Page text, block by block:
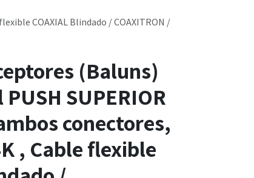
COAXIAL Blindado / COAXITRON /
(Baluns)
SUPERIOR
conectores,
, Cable flexible